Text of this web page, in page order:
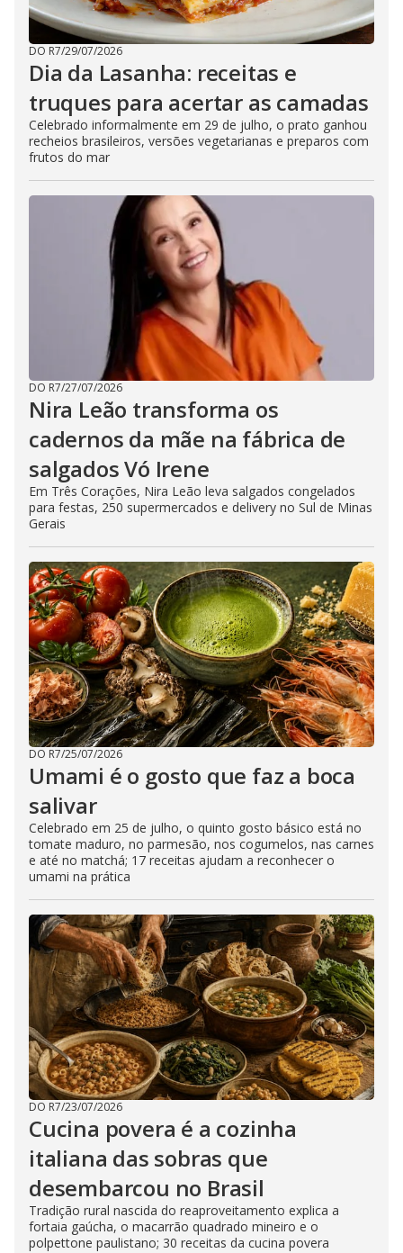
DO R7/29/07/2026
Dia da Lasanha: receitas e
truques para acertar as camadas
Celebrado informalmente em 29 de julho, o prato ganhou
recheios brasileiros, versões vegetarianas e preparos com
frutos do mar
DO R7/27/07/2026
Nira Leão transforma os
cadernos da mãe na fábrica de
salgados Vó Irene
Em Três Corações, Nira Leão leva salgados congelados
para festas, 250 supermercados e delivery no Sul de Minas
Gerais
DO R7/25/07/2026
Umami é o gosto que faz a boca
salivar
Celebrado em 25 de julho, o quinto gosto básico está no
tomate maduro, no parmesão, nos cogumelos, nas carnes
e até no matchá; 17 receitas ajudam a reconhecer o
umami na prática
DO R7/23/07/2026
Cucina povera é a cozinha
italiana das sobras que
desembarcou no Brasil
Tradição rural nascida do reaproveitamento explica a
fortaia gaúcha, o macarrão quadrado mineiro e o
polpettone paulistano; 30 receitas da cucina povera